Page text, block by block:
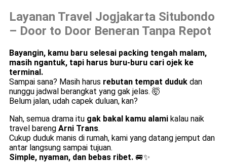
Layanan Travel Jogjakarta Situbondo
– Door to Door Beneran Tanpa Repot
Bayangin, kamu baru selesai packing tengah malam,
masih ngantuk, tapi harus buru-buru cari ojek ke
terminal.
Sampai sana? Masih harus rebutan tempat duduk dan
nunggu jadwal berangkat yang gak jelas. 🤯
Belum jalan, udah capek duluan, kan?
Nah, semua drama itu gak bakal kamu alami kalau naik
travel bareng Arni Trans.
Cukup duduk manis di rumah, kami yang datang jemput dan
antar langsung sampai tujuan.
Simple, nyaman, dan bebas ribet. 🚐✨